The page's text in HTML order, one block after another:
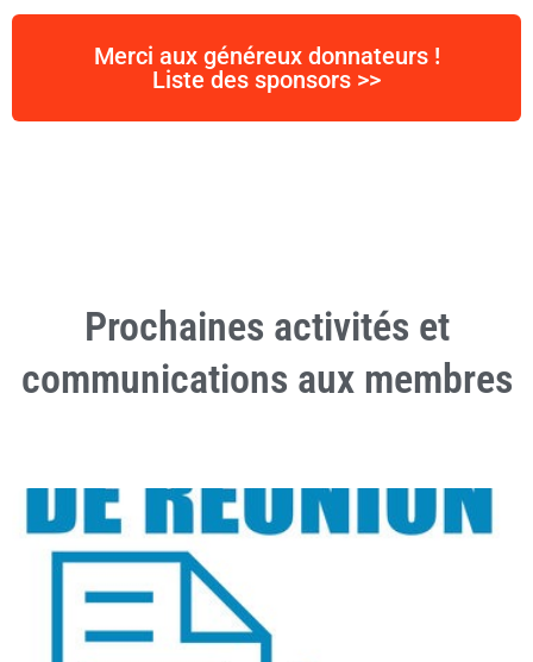
Merci aux généreux donnateurs !
Liste des sponsors >>
Prochaines activités et
communications aux membres